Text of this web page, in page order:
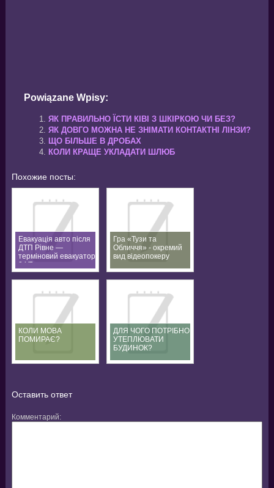
Powiązane Wpisy:
ЯК ПРАВИЛЬНО ЇСТИ КІВІ З ШКІРКОЮ ЧИ БЕЗ?
ЯК ДОВГО МОЖНА НЕ ЗНІМАТИ КОНТАКТНІ ЛІНЗИ?
ЩО БІЛЬШЕ В ДРОБАХ
КОЛИ КРАЩЕ УКЛАДАТИ ШЛЮБ
Похожие посты:
Евакуація авто після
ДТП Рівне —
терміновий евакуатор
24/7
Гра «Тузи та
Обличчя» - окремий
вид відеопокеру
КОЛИ МОВА
ПОМИРАЄ?
ДЛЯ ЧОГО ПОТРІБНО
УТЕПЛЮВАТИ
БУДИНОК?
Оставить ответ
Комментарий